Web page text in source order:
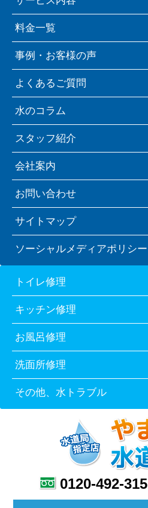
料金一覧
事例・お客様の声
よくあるご質問
水のコラム
スタッフ紹介
会社案内
お問い合わせ
サイトマップ
ソーシャルメディアポリシー
トイレ修理
キッチン修理
お風呂修理
洗面所修理
その他、水トラブル
0120-492-315